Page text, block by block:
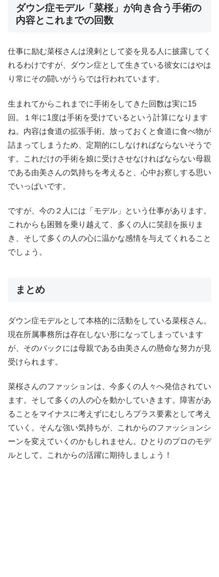
ダウン症モデル「菜桜」が向き合う手術の
内容とこれまでの回数
仕事に励む菜桜さんは溌剌として姿を見る人に披露してく
れるわけですが、ダウン症として生きている彼女にはやは
り常にその闘いがうらでは行われています。
生まれてからこれまでに手術をしてきた回数は実に15
回。１年に1度は手術を受けているという計算になります
ね。内容は食道の拡張手術。放っておくと食道に食べ物が
詰まってしまうため、定期的にしなければならないそうで
す。これだけの手術を娘に受けさせなければならない母親
である由美さんの気持ちを考えると、心中お察しする思い
でいっぱいです。
ですが、今の２人には「モデル」という仕事があります。
これからも困難を乗り越えて、多くの人に笑顔を振りま
き、そして多くの人の心に温かな感情を与えてくれること
でしょう。
まとめ
ダウン症モデルとして本格的に活動をしている菜桜さん。
現在所属事務所は存在しない形になってしまっています
が、そのバックには母親である由美さんの懸命な努力が見
受けられます。
菜桜さんのファッションは、今多くの人々へ発信されてい
ます。そして多くの人の心を動かしていきます。障害があ
ることをマイナスに考えずにむしろプラス要素として考え
ていく。そんな強い気持ちが、これからのファッションシ
ーンを変えていくのかもしれません。ひとりのプロのモデ
ルとして。これからの活躍に期待しましょう！